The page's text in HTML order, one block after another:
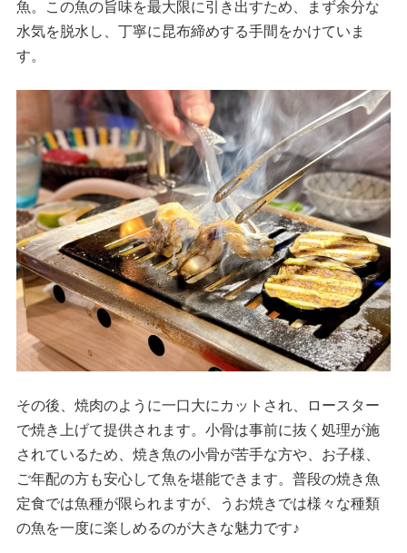
魚。この魚の旨味を最大限に引き出すため、まず余分な
水気を脱水し、丁寧に昆布締めする手間をかけていま
す。
その後、焼肉のように一口大にカットされ、ロースター
で焼き上げて提供されます。小骨は事前に抜く処理が施
されているため、焼き魚の小骨が苦手な方や、お子様、
ご年配の方も安心して魚を堪能できます。普段の焼き魚
定食では魚種が限られますが、うお焼きでは様々な種類
の魚を一度に楽しめるのが大きな魅力です♪